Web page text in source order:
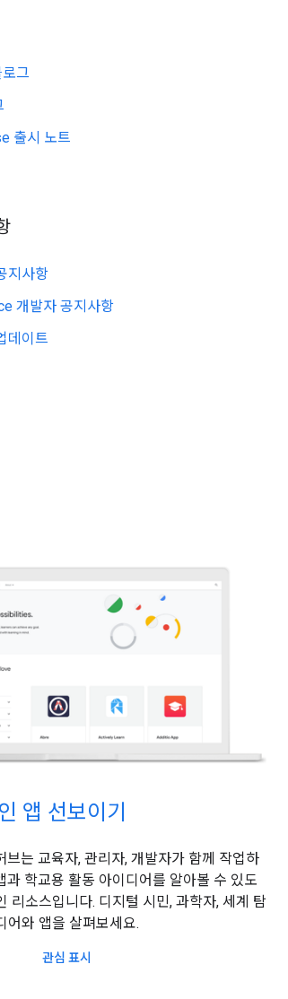
그
출시 노트
지사항
개발자 공지사항
데이트
앱 선보이기
는 교육자, 관리자, 개발자가 함께 작업하
과 학교용 활동 아이디어를 알아볼 수 있도
리소스입니다. 디지털 시민, 과학자, 세계 탐
어와 앱을 살펴보세요.
관심 표시